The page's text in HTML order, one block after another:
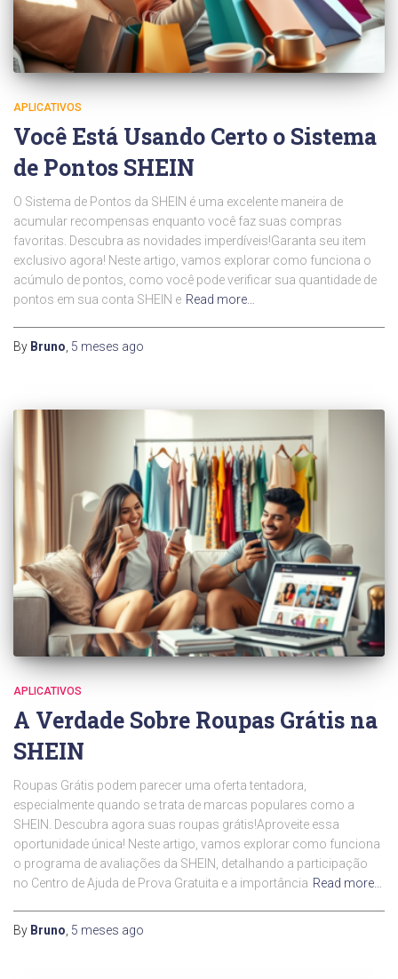
APLICATIVOS
Você Está Usando Certo o Sistema
de Pontos SHEIN
O Sistema de Pontos da SHEIN é uma excelente maneira de
acumular recompensas enquanto você faz suas compras
favoritas. Descubra as novidades imperdíveis!Garanta seu item
exclusivo agora! Neste artigo, vamos explorar como funciona o
acúmulo de pontos, como você pode verificar sua quantidade de
pontos em sua conta SHEIN e Read more…
By Bruno 5 meses ago
APLICATIVOS
A Verdade Sobre Roupas Grátis na
SHEIN
Roupas Grátis podem parecer uma oferta tentadora,
especialmente quando se trata de marcas populares como a
SHEIN. Descubra agora suas roupas grátis!Aproveite essa
oportunidade única! Neste artigo, vamos explorar como funciona
o programa de avaliações da SHEIN, detalhando a participação
no Centro de Ajuda de Prova Gratuita e a importância Read more…
By Bruno, 5 meses ago